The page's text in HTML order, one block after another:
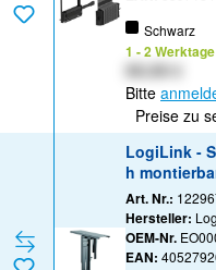
Schwarz
1 - 2 Werktage
Bitte
Preise zu
LogiLink -
h
Art. Nr.:
Hersteller:
OEM-Nr.
EAN: